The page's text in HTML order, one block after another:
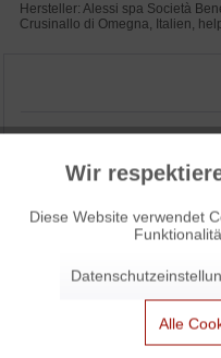
Hersteller: Alessi spa Società
Crusinallo di Omegna, Italien,
3% Skonto bei
Alessi KnifeForkSpoon
Funktionale
Wir
Diese Website verwendet
Alle